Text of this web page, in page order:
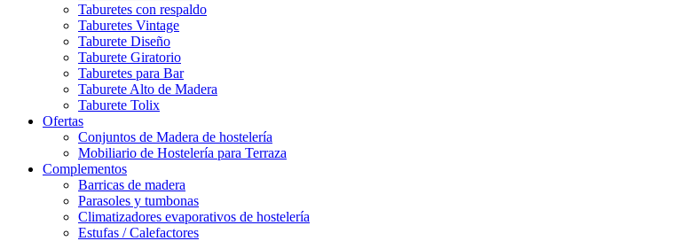
Taburetes con respaldo
Taburetes Vintage
Taburete Diseño
Taburete Giratorio
Taburetes para Bar
Taburete Alto de Madera
Taburete Tolix
Ofertas
Conjuntos de Madera de hostelería
Mobiliario de Hostelería para Terraza
Complementos
Barricas de madera
Parasoles y tumbonas
Climatizadores evaporativos de hostelería
Estufas / Calefactores